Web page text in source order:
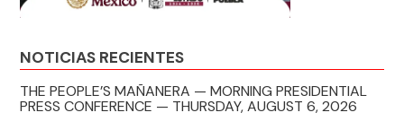
NOTICIAS RECIENTES
THE PEOPLE’S MAÑANERA — MORNING PRESIDENTIAL
PRESS CONFERENCE — THURSDAY, AUGUST 6, 2026